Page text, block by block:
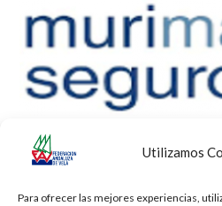
Utilizamos
Para ofrecer las mejores experiencias,